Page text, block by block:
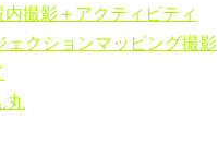
撮影＋アクティビティ
ェクションマッピング撮影
丸